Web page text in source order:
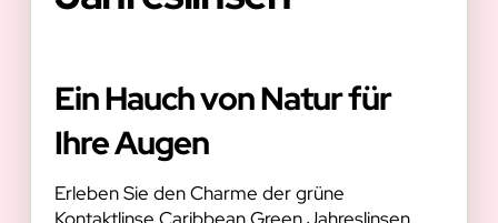
Ein Hauch von Natur für
Ihre Augen
Erleben Sie den Charme der grüne